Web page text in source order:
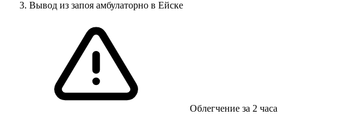
Вывод из запоя амбулаторно в Ейске
Облегчение за 2 часа